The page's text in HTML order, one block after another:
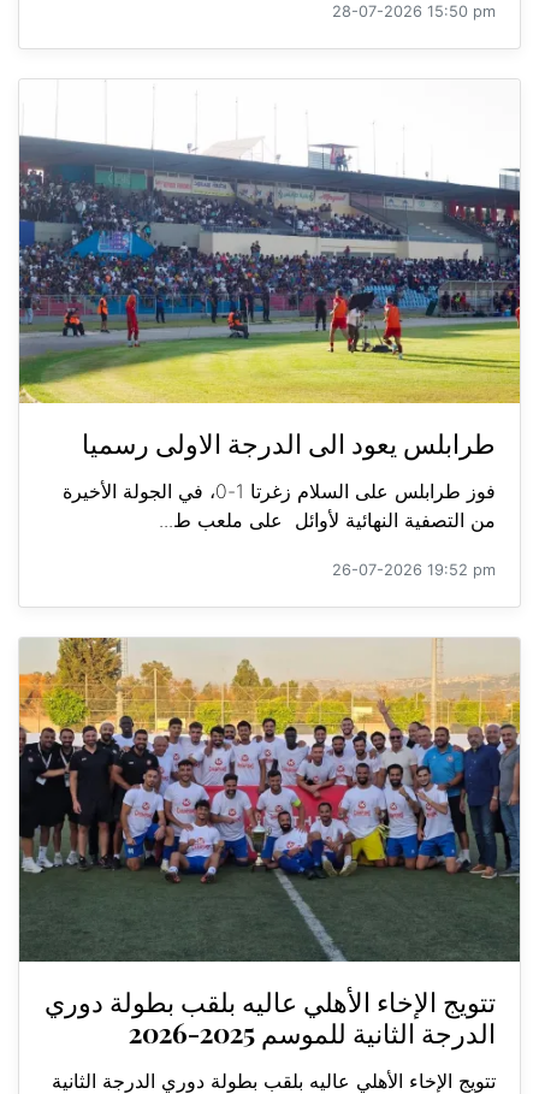
28-07-2026 15:50 pm
طرابلس يعود الى الدرجة الاولى رسميا
فوز طرابلس على السلام زغرتا 1-0، في الجولة الأخيرة
من التصفية النهائية لأوائل على ملعب ط...
26-07-2026 19:52 pm
تتويج الإخاء الأهلي عاليه بلقب بطولة دوري
الدرجة الثانية للموسم 2025-2026
تتويج الإخاء الأهلي عاليه بلقب بطولة دوري الدرجة الثانية